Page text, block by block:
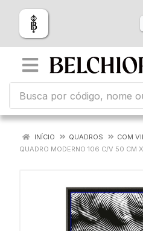
INÍCIO QUADROS
COM
QUADRO MODERNO 106 C/V 50 CM